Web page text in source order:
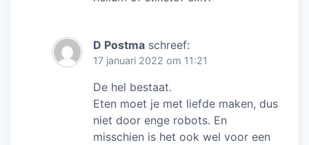
D Postma schreef:
17 januari 2022 om 11:21
De hel bestaat.
Eten moet je met liefde maken, dus
niet door enge robots. En
misschien is het ook wel voor een